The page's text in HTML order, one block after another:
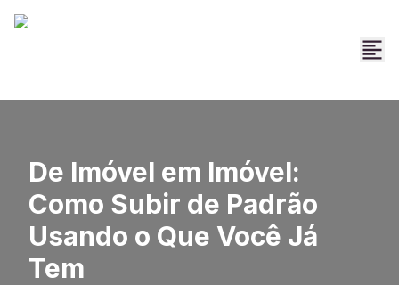
De Imóvel em Imóvel:
Como Subir de Padrão
Usando o Que Você Já
Tem